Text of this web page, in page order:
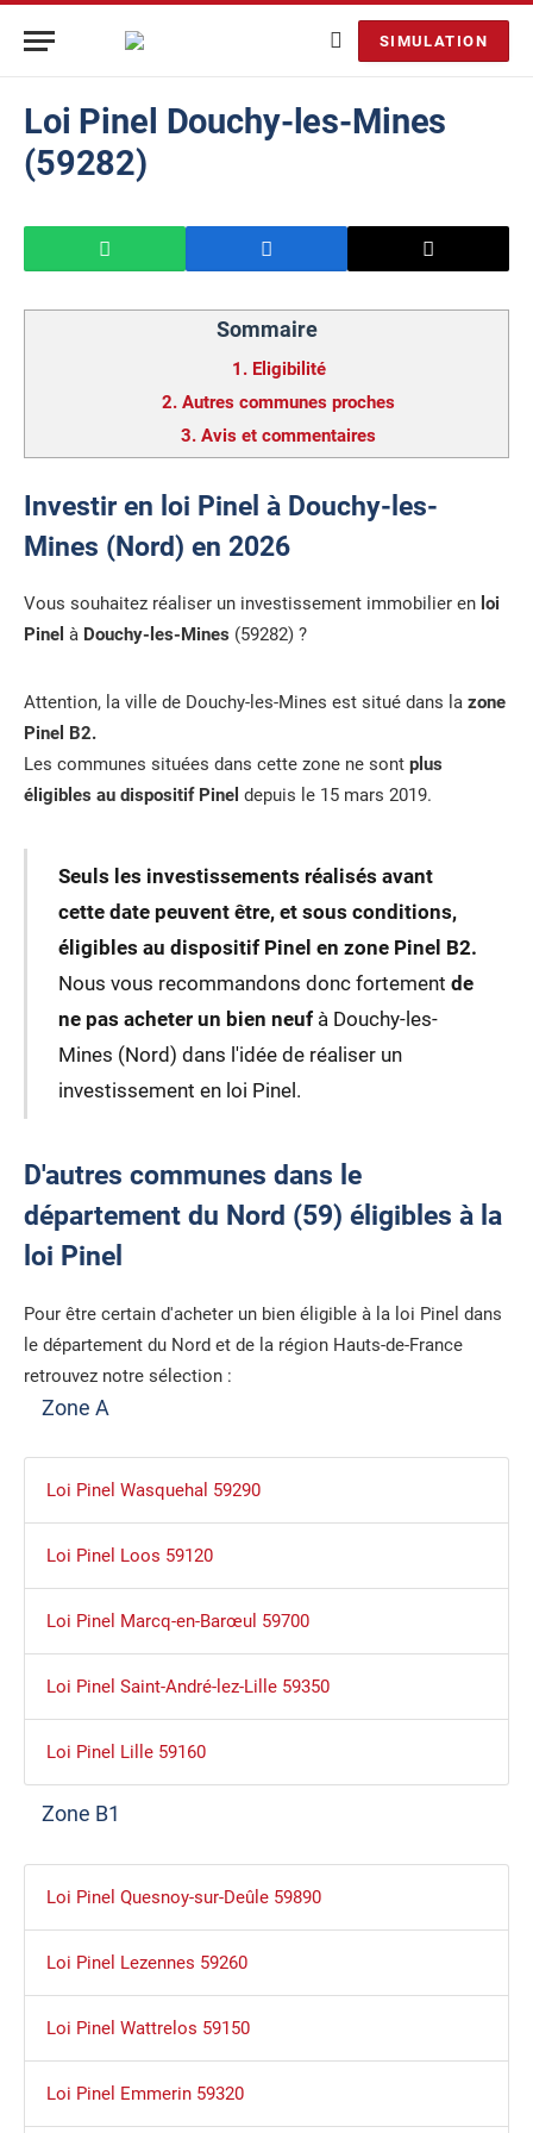
SIMULATION
Loi Pinel Douchy-les-Mines
(59282)
Sommaire
1. Eligibilité
2. Autres communes proches
3. Avis et commentaires
Investir en loi Pinel à Douchy-les-
Mines (Nord) en 2026
Vous souhaitez réaliser un investissement immobilier en loi
Pinel à Douchy-les-Mines (59282) ?
Attention, la ville de Douchy-les-Mines est situé dans la zone
Pinel B2.
Les communes situées dans cette zone ne sont plus
éligibles au dispositif Pinel depuis le 15 mars 2019.
Seuls les investissements réalisés avant
cette date peuvent être, et sous conditions,
éligibles au dispositif Pinel en zone Pinel B2.
Nous vous recommandons donc fortement de
ne pas acheter un bien neufà Douchy-les-
Mines (Nord) dans l'idée de réaliser un
investissement en loi Pinel.
D'autres communes dans le
département du Nord (59) éligibles à la
loi Pinel
Pour être certain d'acheter un bien éligible à la loi Pinel dans
le département du Nord et de la région Hauts-de-France
retrouvez notre sélection :
Zone A
Loi Pinel Wasquehal 59290
Loi Pinel Loos 59120
Loi Pinel Marcq-en-Barœul 59700
Loi Pinel Saint-André-lez-Lille 59350
Loi Pinel Lille 59160
Zone B1
Loi Pinel Quesnoy-sur-Deûle 59890
Loi Pinel Lezennes 59260
Loi Pinel Wattrelos 59150
Loi Pinel Emmerin 59320